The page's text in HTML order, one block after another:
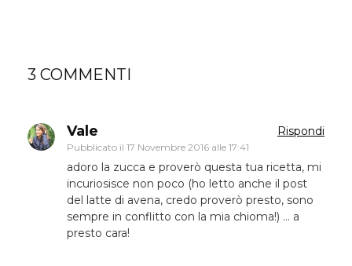
3 COMMENTI
Vale
Pubblicato il 17 Novembre 2016 alle 17:41
Rispondi
adoro la zucca e proverò questa tua ricetta, mi
incuriosisce non poco (ho letto anche il post
del latte di avena, credo proverò presto, sono
sempre in conflitto con la mia chioma!) … a
presto cara!